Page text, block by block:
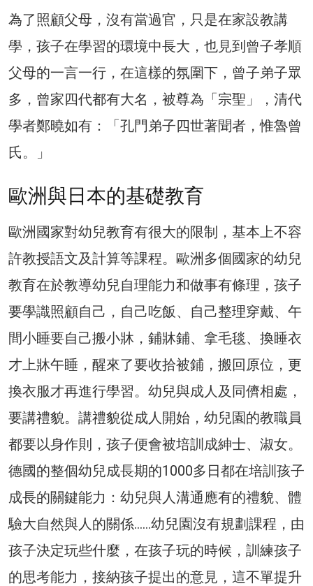
為了照顧父母，沒有當過官，只是在家設教講
學，孩子在學習的環境中長大，也見到曾子孝順
父母的一言一行，在這樣的氛圍下，曾子弟子眾
多，曾家四代都有大名，被尊為「宗聖」，清代
學者鄭曉如有：「孔門弟子四世著聞者，惟魯曾
氏。」
歐洲與日本的基礎教育
歐洲國家對幼兒教育有很大的限制，基本上不容
許教授語文及計算等課程。歐洲多個國家的幼兒
教育在於教導幼兒自理能力和做事有條理，孩子
要學識照顧自己，自己吃飯、自己整理穿戴、午
間小睡要自己搬小牀，鋪牀鋪、拿毛毯、換睡衣
才上牀午睡，醒來了要收拾被鋪，搬回原位，更
換衣服才再進行學習。幼兒與成人及同儕相處，
要講禮貌。講禮貌從成人開始，幼兒園的教職員
都要以身作則，孩子便會被培訓成紳士、淑女。
德國的整個幼兒成長期的1000多日都在培訓孩子
成長的關鍵能力：幼兒與人溝通應有的禮貌、體
驗大自然與人的關係……幼兒園沒有規劃課程，由
孩子決定玩些什麼，在孩子玩的時候，訓練孩子
的思考能力，接納孩子提出的意見，這不單提升